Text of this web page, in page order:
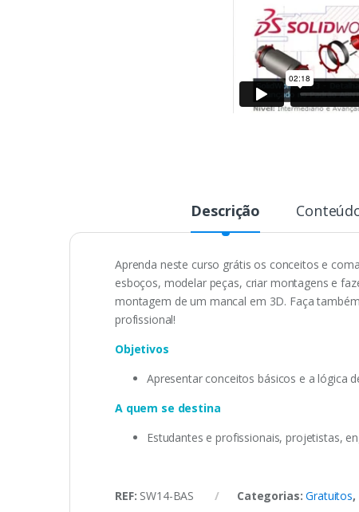
Descrição
Aprenda neste curso grátis os conceitos e
esboços, modelar peças, criar montagens e
montagem de um mancal em 3D. Faça
profissional!
Objetivos
Apresentar conceitos básicos e a lógica
A quem se destina
Estudantes e profissionais, projetistas,
REF: SW14-BAS Categorias:Gratuitos,